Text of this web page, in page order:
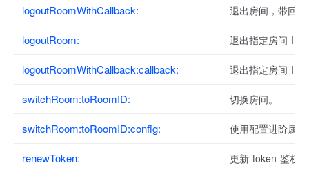
logoutRoomWithCallback: 退出房间，带回
logoutRoom: 退出指定房间 ID
logoutRoomWithCallback:callback: 退出指定房间 ID
switchRoom:toRoomID: 切换房间。
switchRoom:toRoomID:config: 使用配置进阶属
renewToken: 更新 token 鉴权